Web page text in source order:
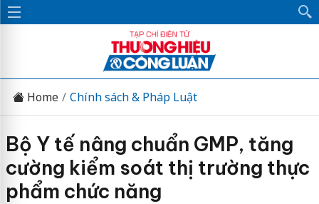
Home Chính sách & Pháp Luật
Bộ Y tế nâng chuẩn GMP, tăng
cường kiểm soát thị trường thực
phẩm chức năng